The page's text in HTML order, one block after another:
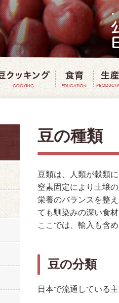
豆の種類
豆類は、人類が穀類
窒素固定により土壌
栄養のバランスを整
ても馴染みの深い食
ここでは、輸入も含
豆の分類
日本で流通している